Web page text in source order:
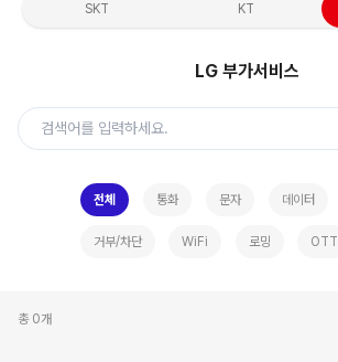
SKT KT
LG부가서비스
전체 통화 문자 데이터
거부/차단 WiFi 로밍 OTT
총 0개